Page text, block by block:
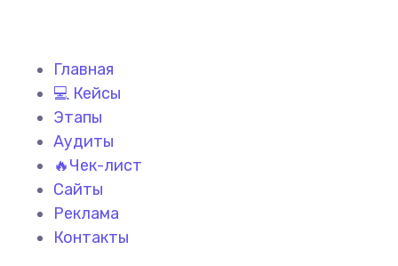
Главная
💻 Кейсы
Этапы
Аудиты
🔥Чек-лист
Сайты
Реклама
Контакты